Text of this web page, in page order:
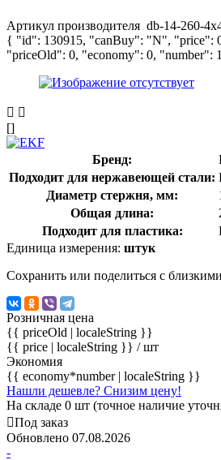
Артикул производителя db-14-260-
{ "id": 130915, "canBuy": "N", "price":
"priceOld": 0, "economy": 0, "number":
[]
Бренд:
Подходит для нержавеющей стали:
Диаметр стержня, мм:
Общая длина:
Подходит для пластика:
Единица измерения: штук
Сохранить или поделиться с
Розничная цена
{{ priceOld | localeString }}
{{ price | localeString }} / шт
Экономия
{{ economy*number | localeString }}
Нашли дешевле? Снизим цену!
На складе 0 шт (точное наличие
Под заказ
Обновлено 07.08.2026
-